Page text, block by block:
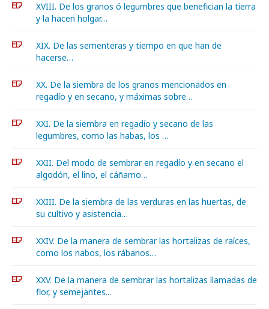
XVIII. De los granos ó legumbres que benefician la tierra
y la hacen holgar…
XIX. De las sementeras y tiempo en que han de
hacerse…
XX. De la siembra de los granos mencionados en
regadío y en secano, y máximas sobre…
XXI. De la siembra en regadío y secano de las
legumbres, como las habas, los …
XXII. Del modo de sembrar en regadío y en secano el
algodón, el lino, el cáñamo…
XXIII. De la siembra de las verduras en las huertas, de
su cultivo y asistencia…
XXIV. De la manera de sembrar las hortalizas de raíces,
como los nabos, los rábanos…
XXV. De la manera de sembrar las hortalizas llamadas de
flor, y semejantes...